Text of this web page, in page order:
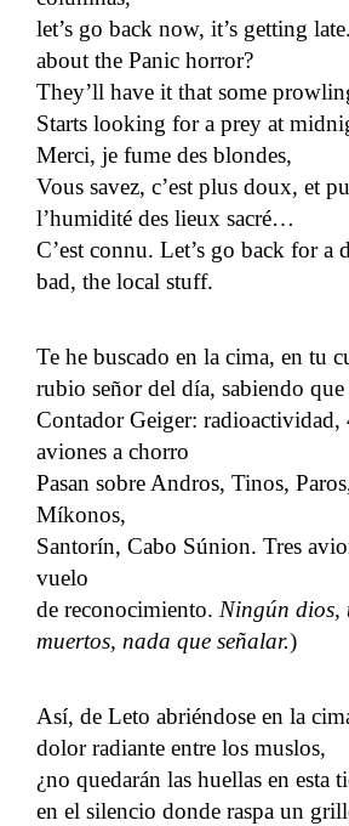
let’s go back now, it’s getting
about the Panic horror?
They’ll have it that some
Starts looking for a prey at
Merci, je fume des blondes,
Vous savez, c’est plus doux, et
l’humidité des lieux sacré…
C’est connu. Let’s go back for a
bad, the local stuff.
Te he buscado en la cima, en tu
rubio señor del día, sabiendo que
Contador Geiger: radioactividad,
aviones a chorro
Pasan sobre Andros, Tinos,
Míkonos,
Santorín, Cabo Súnion. Tres
vuelo
de reconocimiento. Ningún dios,
muertos, nada que señalar.)
Así, de Leto abriéndose en la
dolor radiante entre los muslos,
¿no quedarán las huellas en esta
en el silencio donde raspa un